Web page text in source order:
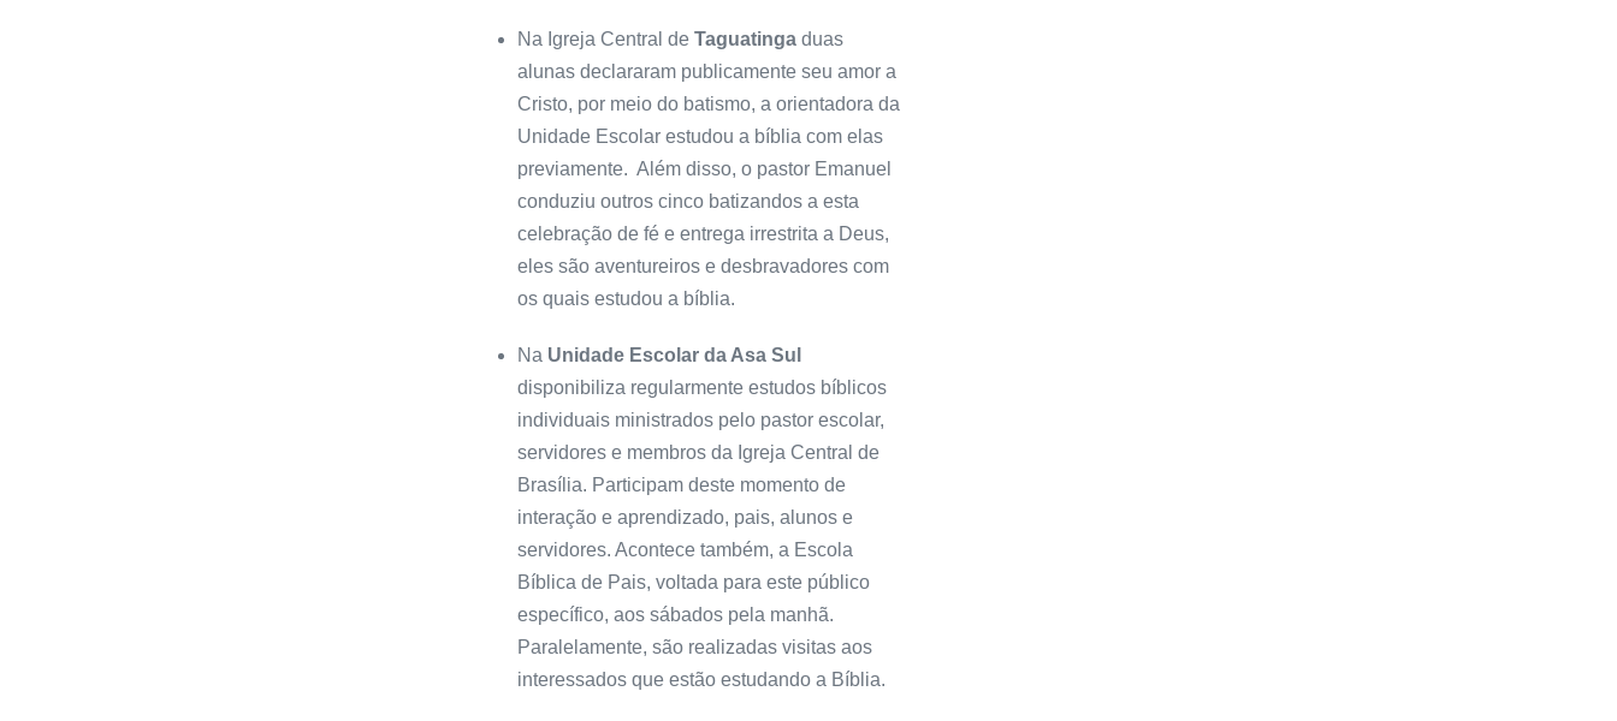
Na Igreja Central de Taguatingaduas
alunas declararam publicamente seu amor a
Cristo, por meio do batismo, a orientadora da
Unidade Escolar estudou a bíblia com elas
previamente. Além disso, o pastor Emanuel
conduziu outros cinco batizandos a esta
celebração de fé e entrega irrestrita a Deus,
eles são aventureiros e desbravadores com
os quais estudou a bíblia.
Na Unidade Escolar da Asa Sul
disponibiliza regularmente estudos bíblicos
individuais ministrados pelo pastor escolar,
servidores e membros da Igreja Central de
Brasília. Participam deste momento de
interação e aprendizado, pais, alunos e
servidores. Acontece também, a Escola
Bíblica de Pais, voltada para este público
específico, aos sábados pela manhã.
Paralelamente, são realizadas visitas aos
interessados que estão estudando a Bíblia.